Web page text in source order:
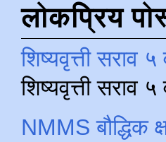
लोकप्रिय
शिष्यवृत्ती सराव
शिष्यवृत्ती
NMMS बौद्धिक